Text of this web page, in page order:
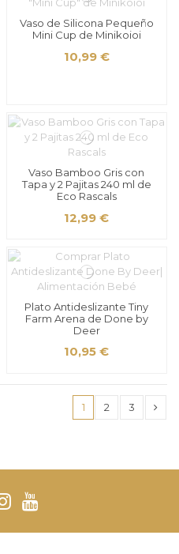
Vaso de Silicona Pequeño
Mini Cup de Minikoioi
10,99 €
Vaso Bamboo Gris con
Tapa y 2 Pajitas 240 ml de
Eco Rascals
12,99 €
Plato Antideslizante Tiny
Farm Arena de Done by
Deer
10,95 €
1 2 3